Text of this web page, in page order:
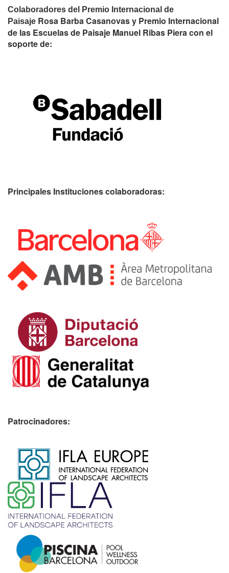
Colaboradores del Premio Internacional de
Paisaje Rosa Barba Casanovas y Premio Internacional
de las Escuelas de Paisaje Manuel Ribas Piera con el
soporte de:
Principales Instituciones colaboradoras:
Patrocinadores: